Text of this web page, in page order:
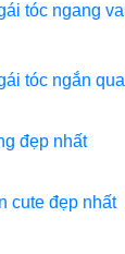
tóc ngang
tóc ngắn
đẹp nhất
cute đẹp nhất